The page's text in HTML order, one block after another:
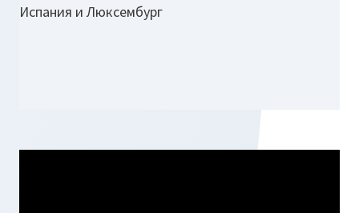
Испания и Люксембург